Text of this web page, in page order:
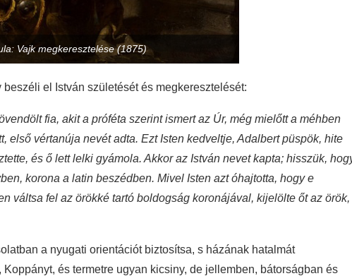
Vajk megkeresztelése (1875)
el István születését és megkeresztelését:
fia, akit a próféta szerint ismert az Úr, még mielőtt a méhben
első vértanúja nevét adta. Ezt Isten kedveltje, Adalbert püspök, hite
és ő lett lelki gyámola. Akkor az István nevet kapta; hisszük,
korona a latin beszédben. Mivel Isten azt óhajtotta, hogy e
váltsa fel az örökké tartó boldogság koronájával, kijelölte őt az örök,
a nyugati orientációt biztosítsa, s házának hatalmát
és termetre ugyan kicsiny, de jellemben, bátorságban és